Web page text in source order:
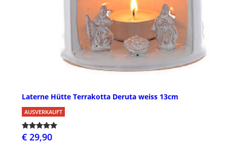
Laterne Hütte Terrakotta Deruta weiss 13cm
AUSVERKAUFT
€ 29,90